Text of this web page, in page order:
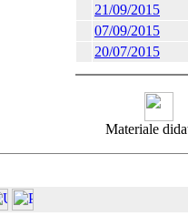
21/09/2015
07/09/2015
20/07/2015
Materiale